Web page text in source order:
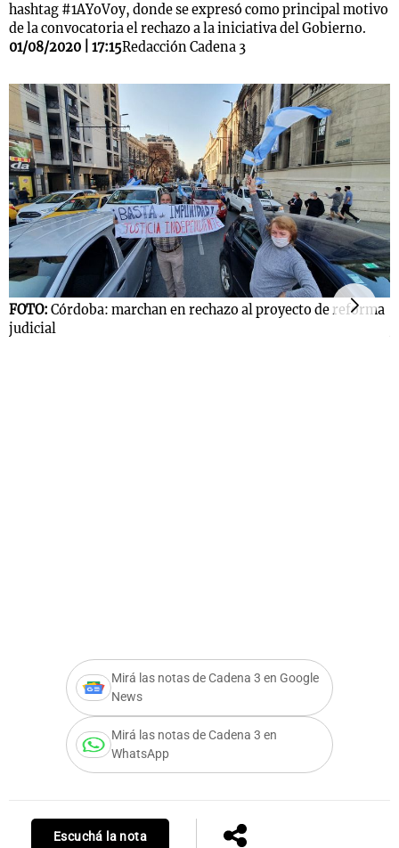
hashtag #1AYoVoy, donde se expresó como principal motivo
de la convocatoria el rechazo a la iniciativa del Gobierno.
01/08/2020 | 17:15Redacción Cadena 3
FOTO: Córdoba: marchan en rechazo al proyecto de reforma
judicial
Mirá las notas de Cadena 3 en Google
News
Mirá las notas de Cadena 3 en
WhatsApp
Escuchá la nota